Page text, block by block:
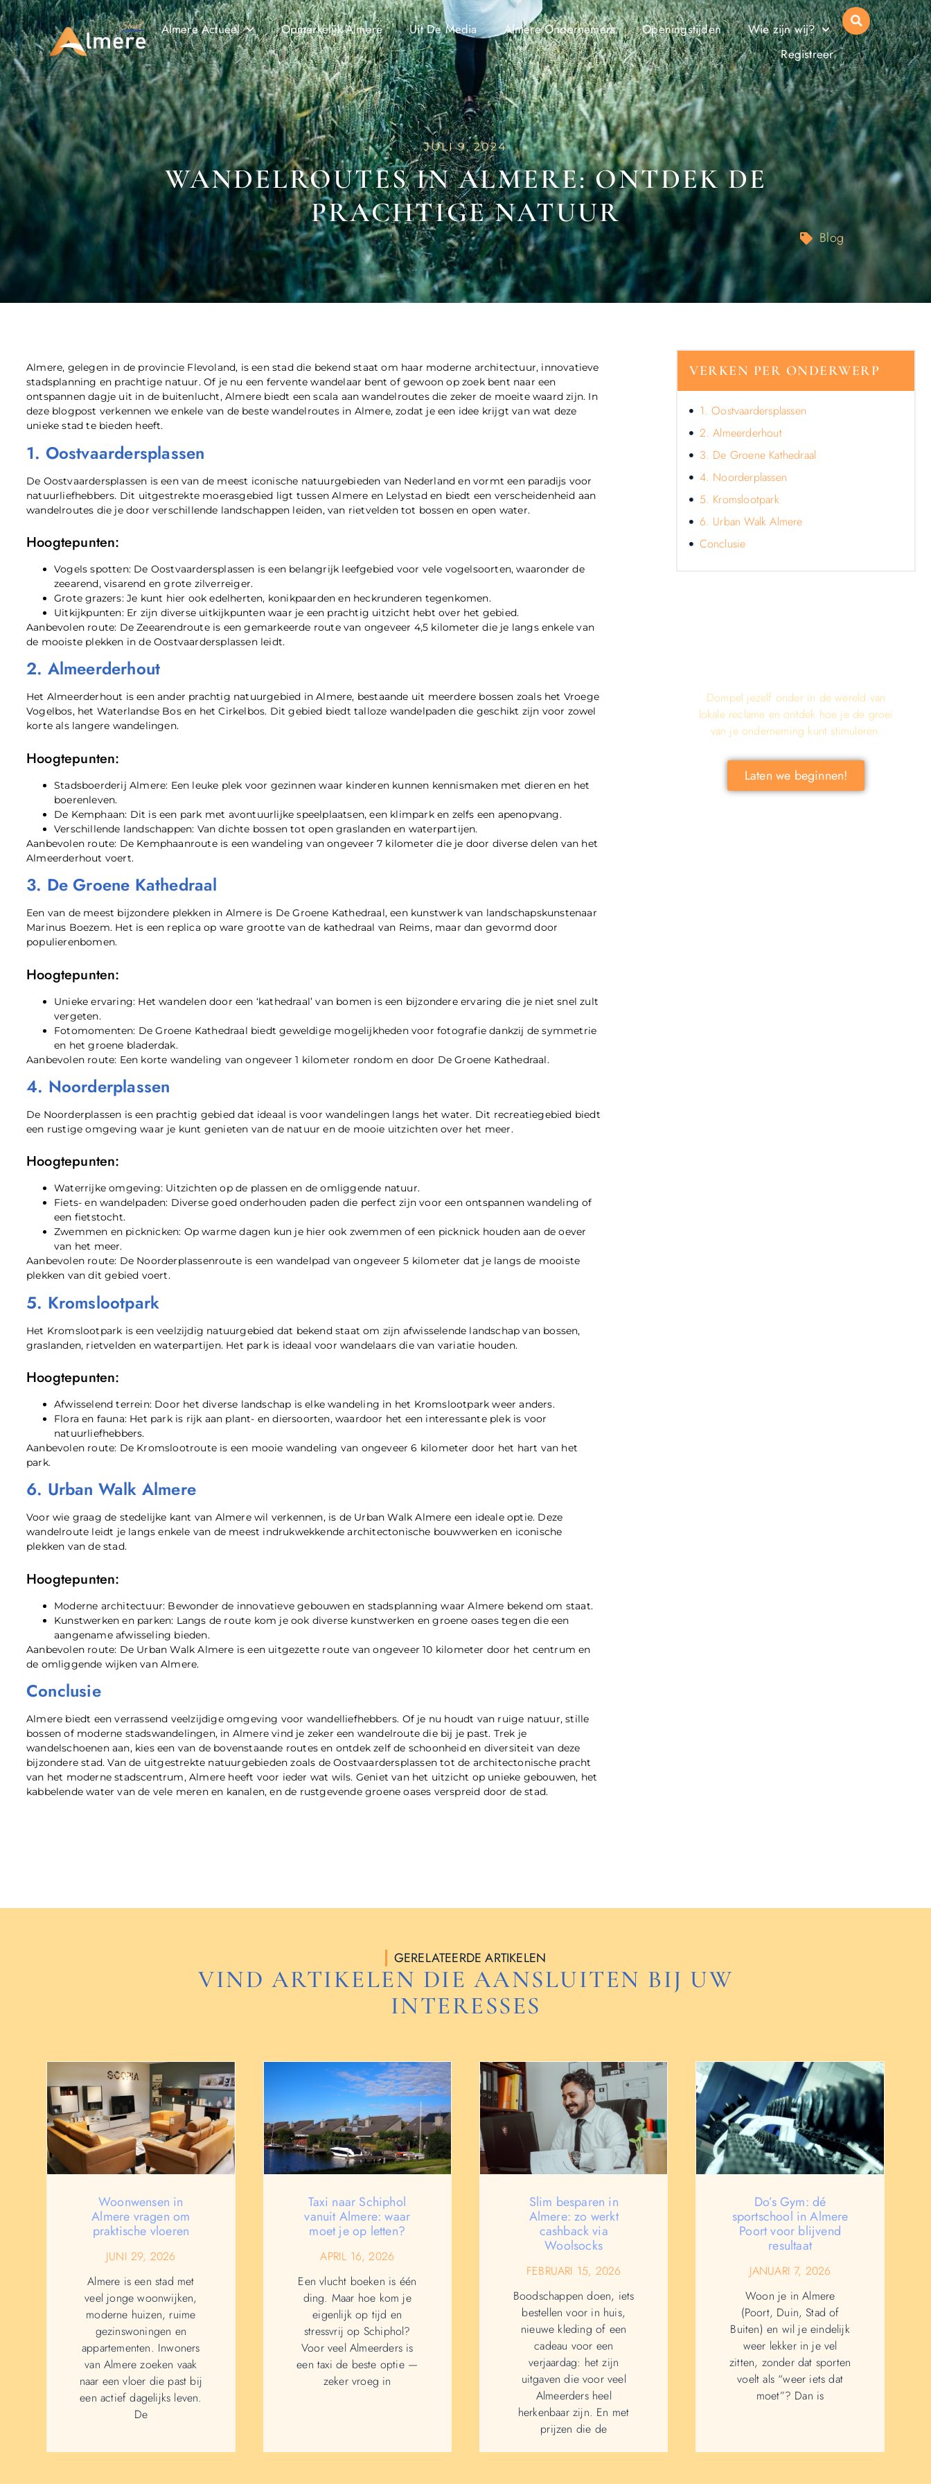
Almere Actueel Opmerkelijk Almere Uit De Media Almere Ondernemers Openingstijden
Wie zijn wij?
Registreer
JULI 9, 2024
WANDELROUTES IN ALMERE: ONTDEK DE
PRACHTIGE NATUUR
Blog
Almere, gelegen in de provincie Flevoland, is een stad die bekend staat om haar moderne architectuur, innovatieve
stadsplanning en prachtige natuur. Of je nu een fervente wandelaar bent of gewoon op zoek bent naar een
ontspannen dagje uit in de buitenlucht, Almere biedt een scala aan wandelroutes die zeker de moeite waard zijn. In
deze blogpost verkennen we enkele van de beste wandelroutes in Almere, zodat je een idee krijgt van wat deze
unieke stad te bieden heeft.
1. Oostvaardersplassen
De Oostvaardersplassen is een van de meest iconische natuurgebieden van Nederland en vormt een paradijs voor
natuurliefhebbers. Dit uitgestrekte moerasgebied ligt tussen Almere en Lelystad en biedt een verscheidenheid aan
wandelroutes die je door verschillende landschappen leiden, van rietvelden tot bossen en open water.
Hoogtepunten:
Vogels spotten: De Oostvaardersplassen is een belangrijk leefgebied voor vele vogelsoorten, waaronder de
zeearend, visarend en grote zilverreiger.
Grote grazers: Je kunt hier ook edelherten, konikpaarden en heckrunderen tegenkomen.
Uitkijkpunten: Er zijn diverse uitkijkpunten waar je een prachtig uitzicht hebt over het gebied.
Aanbevolen route: De Zeearendroute is een gemarkeerde route van ongeveer 4,5 kilometer die je langs enkele van
de mooiste plekken in de Oostvaardersplassen leidt.
2. Almeerderhout
Het Almeerderhout is een ander prachtig natuurgebied in Almere, bestaande uit meerdere bossen zoals het Vroege
Vogelbos, het Waterlandse Bos en het Cirkelbos. Dit gebied biedt talloze wandelpaden die geschikt zijn voor zowel
korte als langere wandelingen.
Hoogtepunten:
Stadsboerderij Almere: Een leuke plek voor gezinnen waar kinderen kunnen kennismaken met dieren en het
boerenleven.
De Kemphaan: Dit is een park met avontuurlijke speelplaatsen, een klimpark en zelfs een apenopvang.
Verschillende landschappen: Van dichte bossen tot open graslanden en waterpartijen.
Aanbevolen route: De Kemphaanroute is een wandeling van ongeveer 7 kilometer die je door diverse delen van het
Almeerderhout voert.
3. De Groene Kathedraal
Een van de meest bijzondere plekken in Almere is De Groene Kathedraal, een kunstwerk van landschapskunstenaar
Marinus Boezem. Het is een replica op ware grootte van de kathedraal van Reims, maar dan gevormd door
populierenbomen.
Hoogtepunten:
Unieke ervaring: Het wandelen door een ‘kathedraal’ van bomen is een bijzondere ervaring die je niet snel zult
vergeten.
Fotomomenten: De Groene Kathedraal biedt geweldige mogelijkheden voor fotografie dankzij de symmetrie
en het groene bladerdak.
Aanbevolen route: Een korte wandeling van ongeveer 1 kilometer rondom en door De Groene Kathedraal.
4. Noorderplassen
De Noorderplassen is een prachtig gebied dat ideaal is voor wandelingen langs het water. Dit recreatiegebied biedt
een rustige omgeving waar je kunt genieten van de natuur en de mooie uitzichten over het meer.
Hoogtepunten:
Waterrijke omgeving: Uitzichten op de plassen en de omliggende natuur.
Fiets- en wandelpaden: Diverse goed onderhouden paden die perfect zijn voor een ontspannen wandeling of
een fietstocht.
Zwemmen en picknicken: Op warme dagen kun je hier ook zwemmen of een picknick houden aan de oever
van het meer.
Aanbevolen route: De Noorderplassenroute is een wandelpad van ongeveer 5 kilometer dat je langs de mooiste
plekken van dit gebied voert.
5. Kromslootpark
Het Kromslootpark is een veelzijdig natuurgebied dat bekend staat om zijn afwisselende landschap van bossen,
graslanden, rietvelden en waterpartijen. Het park is ideaal voor wandelaars die van variatie houden.
Hoogtepunten:
Afwisselend terrein: Door het diverse landschap is elke wandeling in het Kromslootpark weer anders.
Flora en fauna: Het park is rijk aan plant- en diersoorten, waardoor het een interessante plek is voor
natuurliefhebbers.
Aanbevolen route: De Kromslootroute is een mooie wandeling van ongeveer 6 kilometer door het hart van het
park.
6. Urban Walk Almere
Voor wie graag de stedelijke kant van Almere wil verkennen, is de Urban Walk Almere een ideale optie. Deze
wandelroute leidt je langs enkele van de meest indrukwekkende architectonische bouwwerken en iconische
plekken van de stad.
Hoogtepunten:
Moderne architectuur: Bewonder de innovatieve gebouwen en stadsplanning waar Almere bekend om staat.
Kunstwerken en parken: Langs de route kom je ook diverse kunstwerken en groene oases tegen die een
aangename afwisseling bieden.
Aanbevolen route: De Urban Walk Almere is een uitgezette route van ongeveer 10 kilometer door het centrum en
de omliggende wijken van Almere.
Conclusie
Almere biedt een verrassend veelzijdige omgeving voor wandelliefhebbers. Of je nu houdt van ruige natuur, stille
bossen of moderne stadswandelingen, in Almere vind je zeker een wandelroute die bij je past. Trek je
wandelschoenen aan, kies een van de bovenstaande routes en ontdek zelf de schoonheid en diversiteit van deze
bijzondere stad. Van de uitgestrekte natuurgebieden zoals de Oostvaardersplassen tot de architectonische pracht
van het moderne stadscentrum, Almere heeft voor ieder wat wils. Geniet van het uitzicht op unieke gebouwen, het
kabbelende water van de vele meren en kanalen, en de rustgevende groene oases verspreid door de stad.
VERKEN PER ONDERWERP
1. Oostvaardersplassen
2. Almeerderhout
3. De Groene Kathedraal
4. Noorderplassen
5. Kromslootpark
6. Urban Walk Almere
Conclusie
Dompel jezelf onder in de wereld van
lokale reclame en ontdek hoe je de groei
van je onderneming kunt stimuleren.
Laten we beginnen!
GERELATEERDE ARTIKELEN
VIND ARTIKELEN DIE AANSLUITEN BIJ UW
INTERESSES
Woonwensen in
Almere vragen om
praktische vloeren
JUNI 29, 2026
Almere is een stad met
veel jonge woonwijken,
moderne huizen, ruime
gezinswoningen en
appartementen. Inwoners
van Almere zoeken vaak
naar een vloer die past bij
een actief dagelijks leven.
De
Taxi naar Schiphol
vanuit Almere: waar
moet je op letten?
APRIL 16, 2026
Een vlucht boeken is één
ding. Maar hoe kom je
eigenlijk op tijd en
stressvrij op Schiphol?
Voor veel Almeerders is
een taxi de beste optie —
zeker vroeg in
Slim besparen in
Almere: zo werkt
cashback via
Woolsocks
FEBRUARI 15, 2026
Boodschappen doen, iets
bestellen voor in huis,
nieuwe kleding of een
cadeau voor een
verjaardag: het zijn
uitgaven die voor veel
Almeerders heel
herkenbaar zijn. En met
prijzen die de
Do’s Gym: dé
sportschool in Almere
Poort voor blijvend
resultaat
JANUARI 7, 2026
Woon je in Almere
(Poort, Duin, Stad of
Buiten) en wil je eindelijk
weer lekker in je vel
zitten, zonder dat sporten
voelt als “weer iets dat
moet”? Dan is